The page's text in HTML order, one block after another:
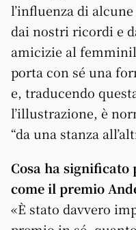
l’influenza di
dai nostri ricordi e
amicizie al
porta con sé una
e, traducendo
l’illustrazione, è
“da una stanza
Cosa ha
come il premio
«È stato davvero